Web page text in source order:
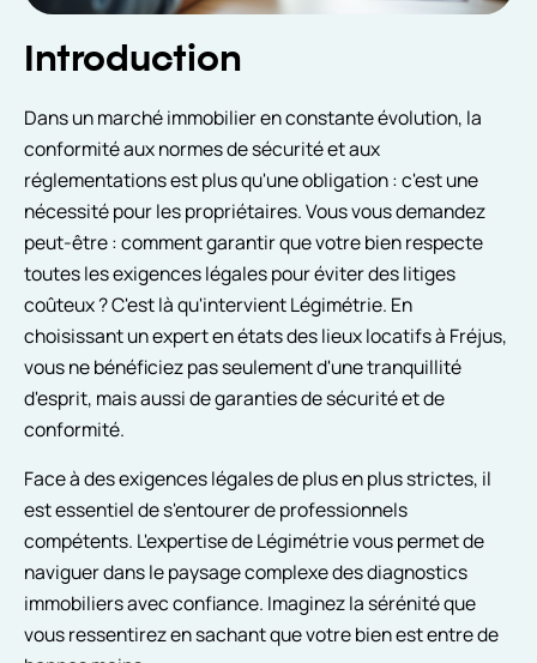
Introduction
Dans un marché immobilier en constante évolution, la
conformité aux normes de sécurité et aux
réglementations est plus qu'une obligation : c'est une
nécessité pour les propriétaires. Vous vous demandez
peut-être : comment garantir que votre bien respecte
toutes les exigences légales pour éviter des litiges
coûteux ? C'est là qu'intervient Légimétrie. En
choisissant un expert en états des lieux locatifs à Fréjus,
vous ne bénéficiez pas seulement d'une tranquillité
d'esprit, mais aussi de garanties de sécurité et de
conformité.
Face à des exigences légales de plus en plus strictes, il
est essentiel de s'entourer de professionnels
compétents. L'expertise de Légimétrie vous permet de
naviguer dans le paysage complexe des diagnostics
immobiliers avec confiance. Imaginez la sérénité que
vous ressentirez en sachant que votre bien est entre de